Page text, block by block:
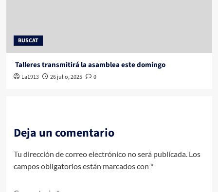
BUSCAT
Talleres transmitirá la asamblea este domingo
La1913 26 julio, 2025 0
Deja un comentario
Tu dirección de correo electrónico no será publicada. Los
campos obligatorios están marcados con *